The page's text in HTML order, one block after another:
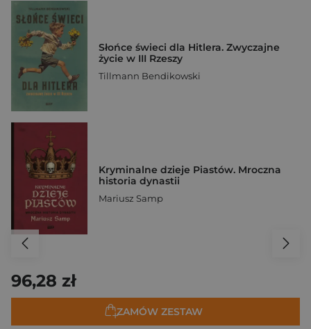
Słońce świeci dla Hitlera. Zwyczajne
życie w III Rzeszy
Tillmann Bendikowski
Kryminalne dzieje Piastów. Mroczna
historia dynastii
Mariusz Samp
96,28 zł
ZAMÓW ZESTAW